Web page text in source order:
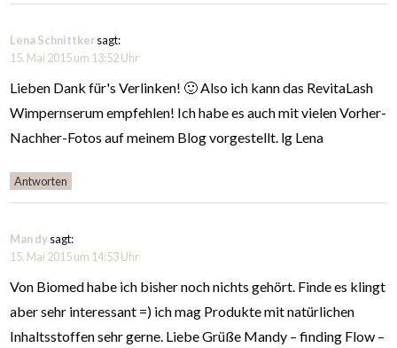
Lena Schnittkersagt:
15. Mai 2015 um 13:52 Uhr
Lieben Dank für's Verlinken! 🙂 Also ich kann das RevitaLash
Wimpernserum empfehlen! Ich habe es auch mit vielen Vorher-
Nachher-Fotos auf meinem Blog vorgestellt. lg Lena
Antworten
Man dysagt:
15. Mai 2015 um 14:53 Uhr
Von Biomed habe ich bisher noch nichts gehört. Finde es klingt
aber sehr interessant =) ich mag Produkte mit natürlichen
Inhaltsstoffen sehr gerne. Liebe Grüße Mandy – finding Flow –